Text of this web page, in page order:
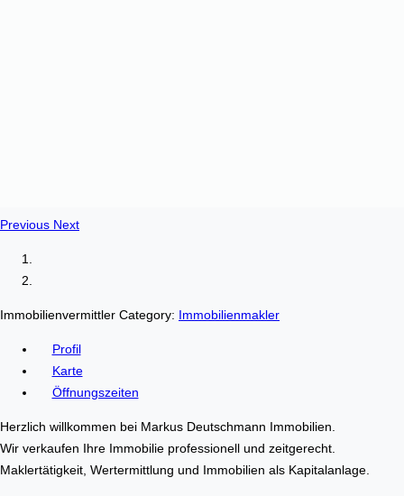
Previous Next
Immobilienvermittler Category: Immobilienmakler
Profil
Karte
Öffnungszeiten
Herzlich willkommen bei Markus Deutschmann Immobilien.
Wir verkaufen Ihre Immobilie professionell und zeitgerecht.
Maklertätigkeit, Wertermittlung und Immobilien als Kapitalanlage.